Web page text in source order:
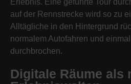
Erlebnis. Eine geführte Tour
auf der Rennstrecke wird so zu
Alltägliche in den Hintergrund
normalem Autofahren und
durchbrochen.
Digitale Räume als